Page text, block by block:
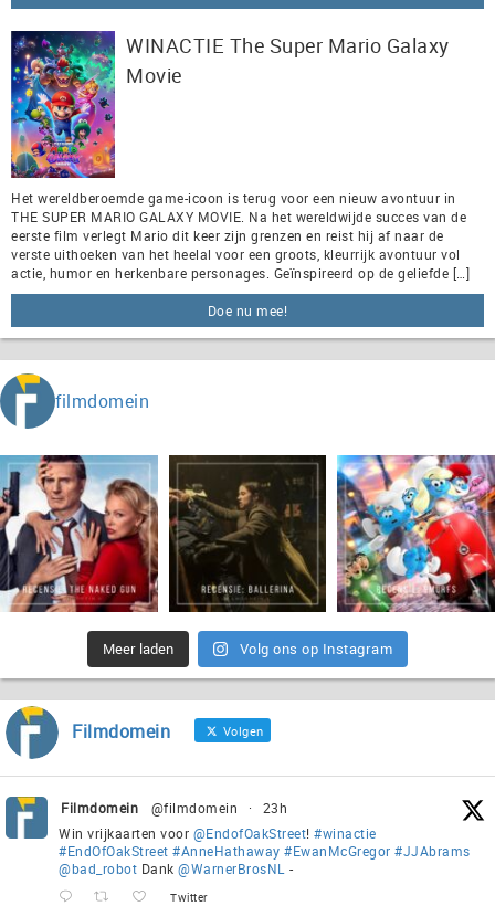
WINACTIE The Super Mario Galaxy
Movie
Het wereldberoemde game-icoon is terug voor een nieuw avontuur in
THE SUPER MARIO GALAXY MOVIE. Na het wereldwijde succes van de
eerste film verlegt Mario dit keer zijn grenzen en reist hij af naar de
verste uithoeken van het heelal voor een groots, kleurrijk avontuur vol
actie, humor en herkenbare personages. Geïnspireerd op de geliefde […]
Doe nu mee!
filmdomein
Meer laden Volg ons op Instagram
Filmdomein Volgen
Filmdomein @filmdomein ·
23h
Win vrijkaarten voor @EndofOakStreet! #winactie
#EndOfOakStreet #AnneHathaway #EwanMcGregor #JJAbrams
@bad_robot Dank @WarnerBrosNL -
Twitter